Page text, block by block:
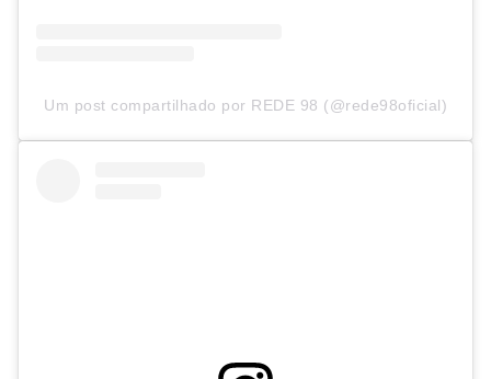
Um post compartilhado por REDE 98 (@rede98oficial)